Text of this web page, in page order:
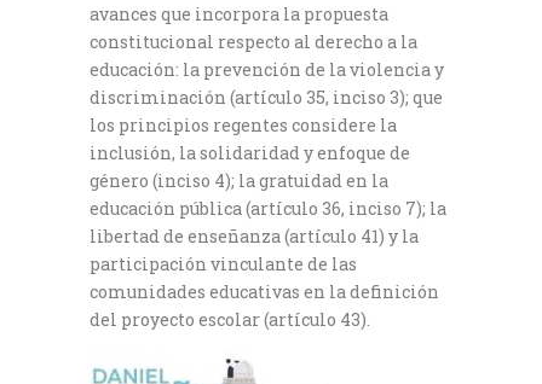
avances que incorpora la propuesta
constitucional respecto al derecho a la
educación: la prevención de la violencia y
discriminación (artículo 35, inciso 3); que
los principios regentes considere la
inclusión, la solidaridad y enfoque de
género (inciso 4); la gratuidad en la
educación pública (artículo 36, inciso 7); la
libertad de enseñanza (artículo 41) y la
participación vinculante de las
comunidades educativas en la definición
del proyecto escolar (artículo 43).